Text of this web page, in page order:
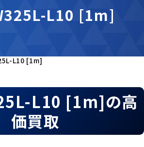
L10 [1m]
L10 [1m]
L10 [1m]の高
価買取